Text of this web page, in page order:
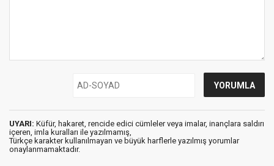
UYARI: Küfür, hakaret, rencide edici cümleler veya imalar, inançlara saldırı
içeren, imla kuralları ile yazılmamış,
Türkçe karakter kullanılmayan ve büyük harflerle yazılmış yorumlar
onaylanmamaktadır.